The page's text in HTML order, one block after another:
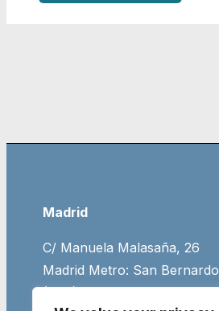
Madrid
C/ Manuela Malasaña, 26
Madrid Metro: San Bernardo